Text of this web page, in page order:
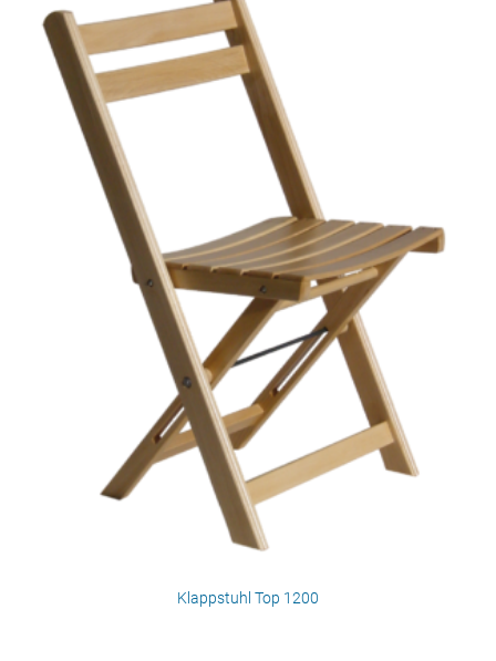
Klappstuhl Top 1200